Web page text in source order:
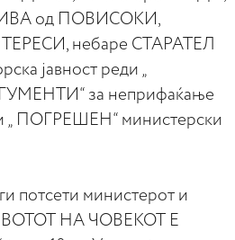
од ПОВИСОКИ,
небаре СТАРАТЕЛ
јавност реди „
за неприфаќање
„ ПОГРЕШЕН“ министерски
потсети министерот и
НА ЧОВЕКОТ Е